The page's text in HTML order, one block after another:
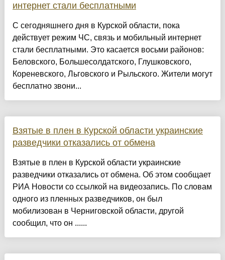
интернет стали бесплатными
С сегодняшнего дня в Курской области, пока
действует режим ЧС, связь и мобильный интернет
стали бесплатными. Это касается восьми районов:
Беловского, Большесолдатского, Глушковского,
Кореневского, Льговского и Рыльского. Жители могут
бесплатно звони...
Взятые в плен в Курской области украинские
разведчики отказались от обмена
Взятые в плен в Курской области украинские
разведчики отказались от обмена. Об этом сообщает
РИА Новости со ссылкой на видеозапись. По словам
одного из пленных разведчиков, он был
мобилизован в Черниговской области, другой
сообщил, что он ......